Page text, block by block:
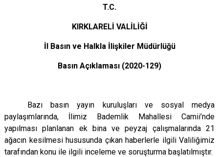
T.C.
KIRKLARELİ VALİLİĞİ
İl Basın ve Halkla İlişkiler Müdürlüğü
Basın Açıklaması (2020-129)
Bazı basın yayın kuruluşları ve sosyal medya
paylaşımlarında, İlimiz Bademlik Mahallesi Camii’nde
yapılması planlanan ek bina ve peyzaj çalışmalarında 21
ağacın kesilmesi hususunda çıkan haberlerle ilgili Valiliğimiz
tarafından konu ile ilgili inceleme ve soruşturma başlatılmıştır.